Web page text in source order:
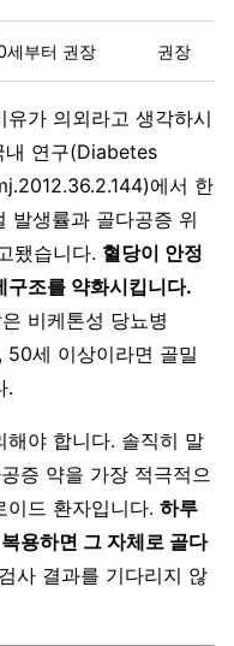
세부터 권장 권장
가 의외라고 생각하시
내 연구(Diabetes
에서 한
발생률과 골다공증 위
됐습니다. 혈당이 안정
구조를 약화시킵니다.
비케톤성 당뇨병
50세 이상이라면 골밀
.
해야 합니다. 솔직히 말
증 약을 가장 적극적으
드 환자입니다. 하루
용하면 그 자체로 골다
사 결과를 기다리지 않